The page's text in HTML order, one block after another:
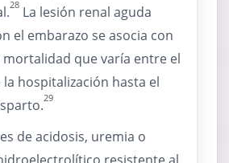
28 La lesión renal aguda
el embarazo se asocia con
que varía entre el
la hospitalización hasta el
29
de acidosis, uremia o